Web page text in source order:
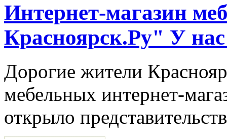
Интернет-магазин
Красноярск.Ру" У
Дорогие жители
мебельных интернет-
открыло